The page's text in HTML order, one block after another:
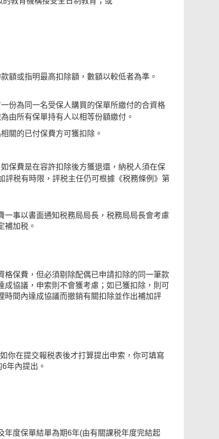
額或指明最高扣除額，數額以較低者為準。
份為同一名受保人購買的保單所繳付的合資格
由所有保單持有人以相等份額繳付。
關的已付保費方可獲扣除。
保費是在容許扣除後方獲退還，納税人須在保
税有時限，評税主任仍可根據《税務條例》第
事以書面通知税務局局長，税務局局長會考慮
補加税。
保費，但必須剔除配偶已申請扣除的同一筆款
協議，申索則不會獲考慮；如已獲扣除，則可
間內達成協議而撤銷有關扣除並作出補加評
你在提交報税表後才打算提出申索，你可填寫
年內提出。
度保單結單為期6年(由有關課税年度完結起